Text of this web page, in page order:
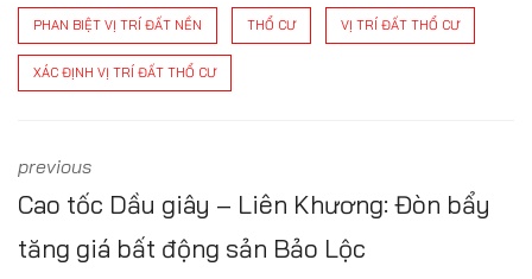
PHAN BIỆT VỊ TRÍ ĐẤT NỀN THỔ CƯ VỊ TRÍ ĐẤT THỔ CƯ
XÁC ĐỊNH VỊ TRÍ ĐẤT THỔ CƯ
previous
Cao tốc Dầu giây – Liên Khương: Đòn bẩy
tăng giá bất động sản Bảo Lộc